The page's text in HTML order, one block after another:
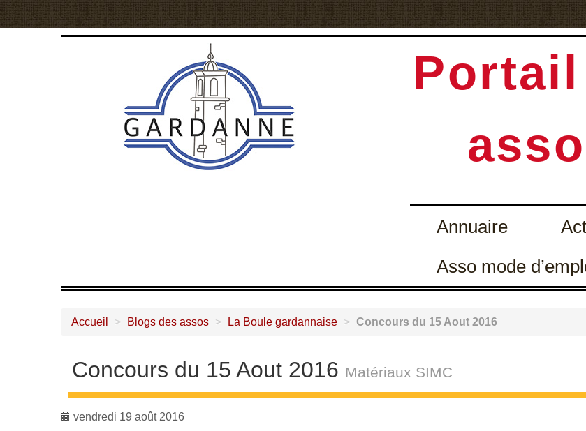
Annuaire
Asso mode
Accueil > Blogs des assos > La Boule gardannaise > Concours du 15 Aout 2016
Concours du 15 Aout 2016 Matériaux SIMC
vendredi 19 août 2016